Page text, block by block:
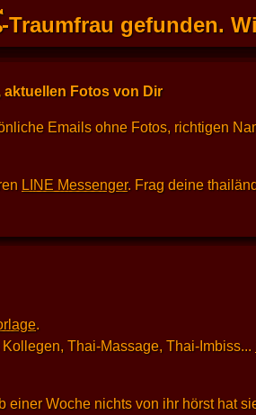
-Traumfrau gefunden.
aktuellen Fotos von Dir
Emails ohne Fotos, richtigen
LINE Messenger. Frag deine
.
Thai-Massage, Thai-Imbiss...
Woche nichts von ihr hörst hat